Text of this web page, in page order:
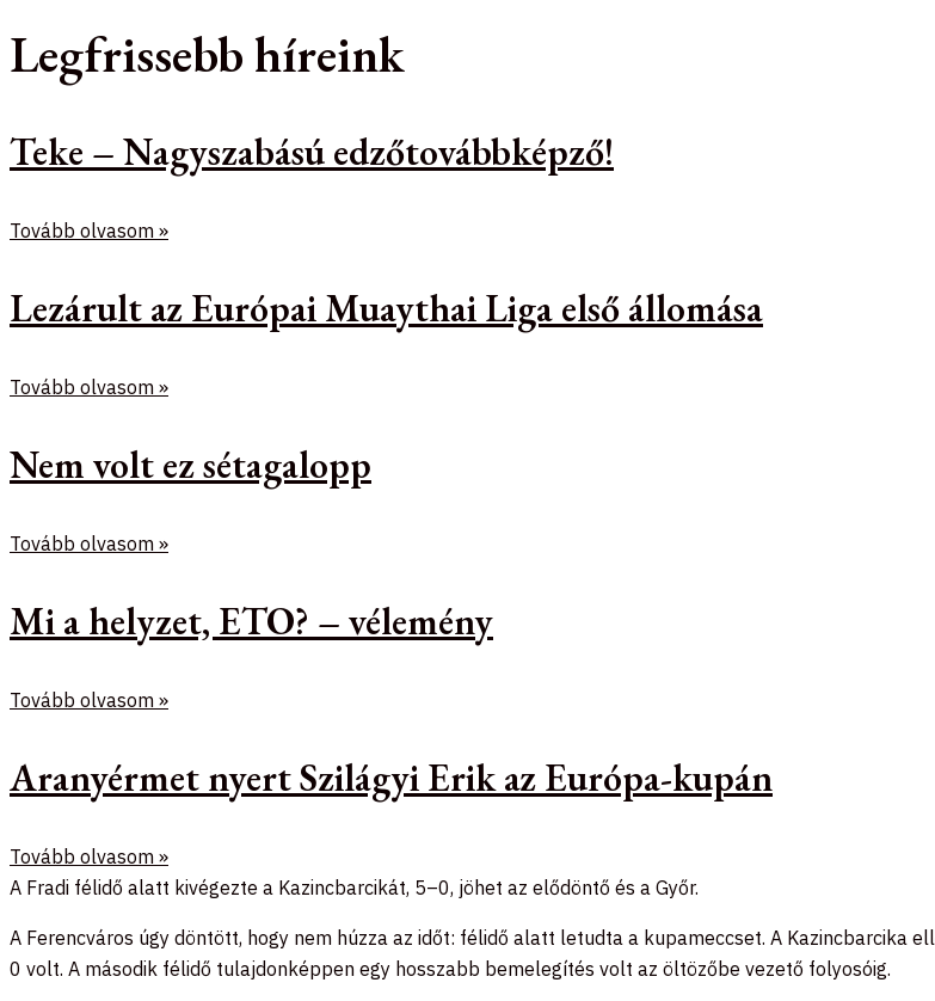
Legfrissebb híreink
Teke – Nagyszabású edzőtovábbképző!
Tovább olvasom »
Lezárult az Európai Muaythai Liga első állomása
Tovább olvasom »
Nem volt ez sétagalopp
Tovább olvasom »
Mi a helyzet, ETO? – vélemény
Tovább olvasom »
Aranyérmet nyert Szilágyi Erik az Európa-kupán
Tovább olvasom »
A Fradi félidő alatt kivégezte a Kazincbarcikát, 5–0, jöhet az elődöntő és a Győr.
A Ferencváros úgy döntött, hogy nem húzza az időt: félidő alatt letudta a kupameccset. A Kazincbarcika
0 volt. A második félidő tulajdonképpen egy hosszabb bemelegítés volt az öltözőbe vezető folyosóig.